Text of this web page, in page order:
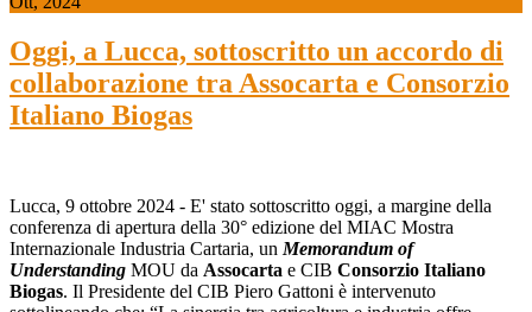
Oggi, a Lucca, sottoscritto un accordo di
collaborazione tra Assocarta e Consorzio
Italiano Biogas
Lucca, 9 ottobre 2024 - E' stato sottoscritto oggi, a margine della
conferenza di apertura della 30° edizione del MIAC Mostra
Internazionale Industria Cartaria, un Memorandum of
Understanding MOU da Assocarta e CIB Consorzio Italiano
Biogas. Il Presidente del CIB Piero Gattoni è intervenuto